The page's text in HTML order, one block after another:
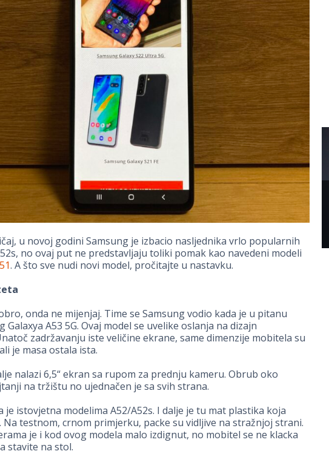
u novoj godini Samsung je izbacio nasljednika vrlo popularnih
no ovaj put ne predstavljaju toliki pomak kao navedeni modeli
. A što sve nudi novi model, pročitajte u nastavku.
onda ne mijenjaj. Time se Samsung vodio kada je u pitanu
Galaxya A53 5G. Ovaj model se uvelike oslanja na dizajn
zadržavanju iste veličine ekrane, same dimenzije mobitela su
je masa ostala ista.
nalazi 6,5“ ekran sa rupom za prednju kameru. Obrub oko
na tržištu no ujednačen je sa svih strana.
je istovjetna modelima A52/A52s. I dalje je tu mat plastika koja
Na testnom, crnom primjerku, packe su vidljive na stražnjoj strani.
je i kod ovog modela malo izdignut, no mobitel se ne klacka
stavite na stol.